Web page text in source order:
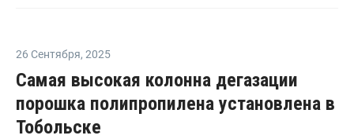
26 Сентября, 2025
Самая высокая колонна дегазации
порошка полипропилена установлена в
Тобольске